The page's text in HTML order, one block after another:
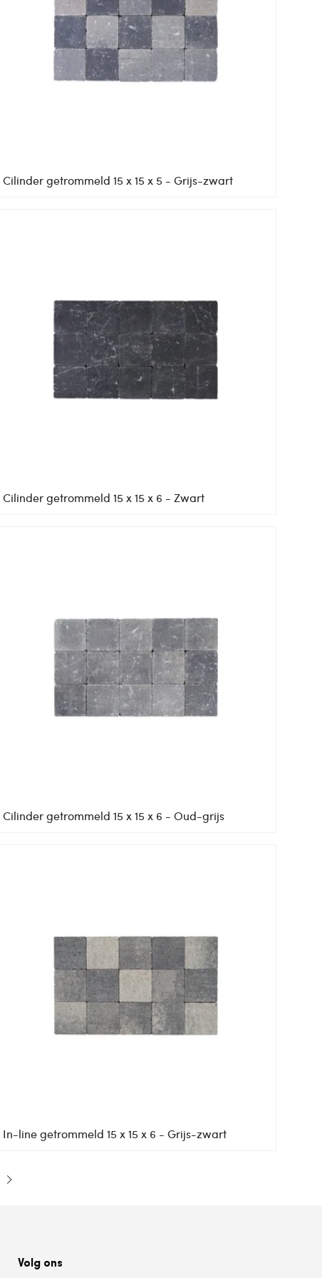
Cilinder getrommeld 15 x 15 x 5 - Grijs-zwart
Cilinder getrommeld 15 x 15 x 6 - Zwart
Cilinder getrommeld 15 x 15 x 6 - Oud-grijs
In-line getrommeld 15 x 15 x 6 - Grijs-zwart
Volg ons